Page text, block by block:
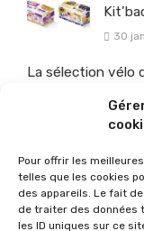
Pour offrir les
telles que les cookies
des appareils. Le fait
de traiter des données
les ID uniques sur ce
30
La sélection vélo